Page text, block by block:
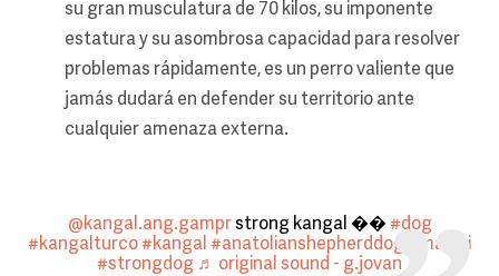
su gran musculatura de 70 kilos, su imponente
estatura y su asombrosa capacidad para resolver
problemas rápidamente, es un perro valiente que
jamás dudará en defender su territorio ante
cualquier amenaza externa.
@kangal.ang.gamprstrong kangal �� #dog
#kangalturco#kangal #anatolianshepherddog
#malaki
#strongdog ♬ original sound - g.jovan